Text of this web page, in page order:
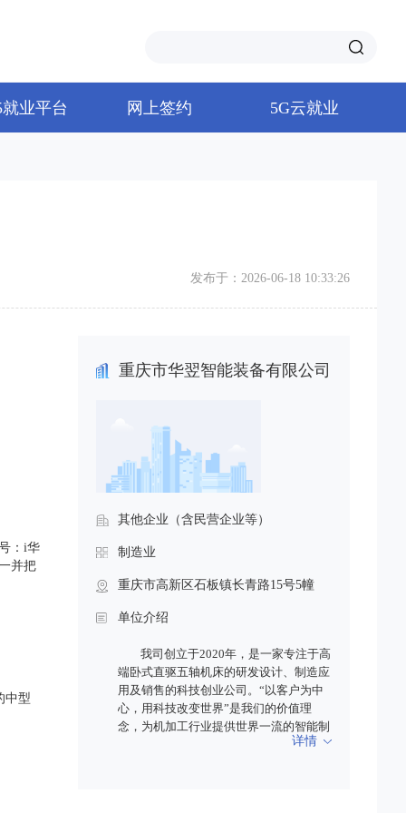
就业平台 网上签约 5G云就业
发布于：2026-06-18 10:33:26
：i华
并把
中型
重庆市华翌智能装备有限公司
其他企业（含民营企业等）
制造业
重庆市高新区石板镇长青路15号5幢
单位介绍
我司创立于2020年，是一家专注于高
端卧式直驱五轴机床的研发设计、制造应
用及销售的科技创业公司。“以客户为中
心，用科技改变世界”是我们的价值理
念，为机加工行业提供世界一流的智能制
详情